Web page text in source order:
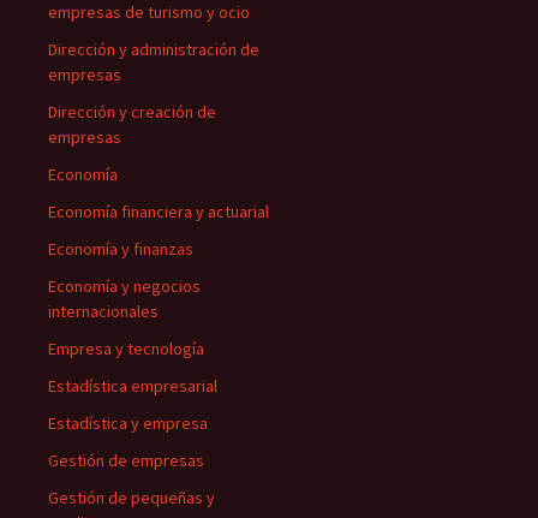
empresas de turismo y ocio
Dirección y administración de
empresas
Dirección y creación de
empresas
Economía
Economía financiera y actuarial
Economía y finanzas
Economía y negocios
internacionales
Empresa y tecnología
Estadística empresarial
Estadística y empresa
Gestión de empresas
Gestión de pequeñas y